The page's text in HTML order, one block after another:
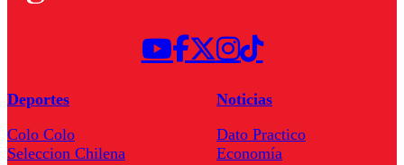
Deportes
Colo Colo
Seleccion Chilena
Noticias
Dato Practico
Economía